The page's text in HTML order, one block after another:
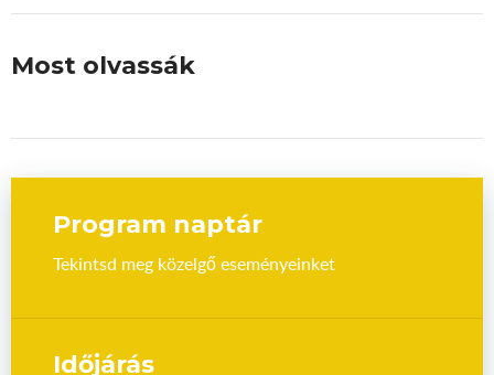
Most olvassák
Program naptár
Tekintsd meg közelgő eseményeinket
Időjárás